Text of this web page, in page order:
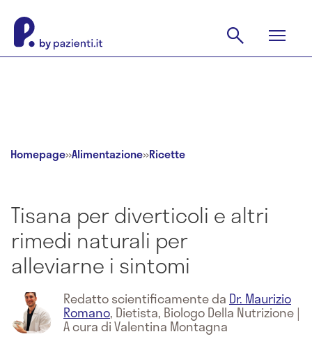
Homepage»Alimentazione»Ricette
Tisana per diverticoli e altri
rimedi naturali per
alleviarne i sintomi
Redatto scientificamente da Dr. Maurizio
Romano, Dietista, Biologo Della Nutrizione|
A cura di Valentina Montagna